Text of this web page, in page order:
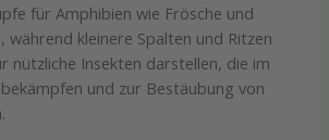
für Amphibien wie Frösche und
während kleinere Spalten und Ritzen
nützliche Insekten darstellen, die im
und zur Bestäubung von